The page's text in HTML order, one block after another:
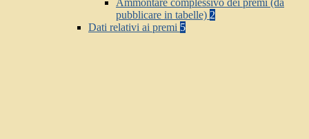
Ammontare complessivo dei premi (da
pubblicare in tabelle) 2
Dati relativi ai premi 5